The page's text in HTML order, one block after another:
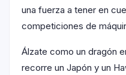
una fuerza a tener en
competiciones de
Álzate como un dragón
recorre un Japón y un